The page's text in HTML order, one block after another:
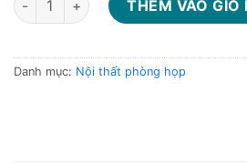
THÊM VÀO GIỎ
Danh mục: Nội thất phòng họp